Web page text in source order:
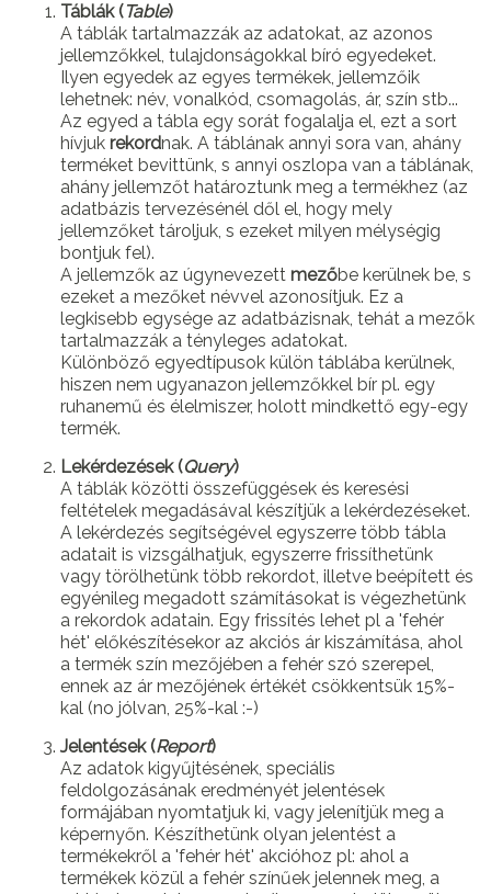
Táblák (Table)
A táblák tartalmazzák az adatokat, az azonos
jellemzőkkel, tulajdonságokkal bíró egyedeket.
Ilyen egyedek az egyes termékek, jellemzőik
lehetnek: név, vonalkód, csomagolás, ár, szín stb...
Az egyed a tábla egy sorát fogalalja el, ezt a sort
hívjuk rekordnak. A táblának annyi sora van, ahány
terméket bevittünk, s annyi oszlopa van a táblának,
ahány jellemzőt határoztunk meg a termékhez (az
adatbázis tervezésénél dől el, hogy mely
jellemzőket tároljuk, s ezeket milyen mélységig
bontjuk fel).
A jellemzők az úgynevezett mezőbe kerülnek be, s
ezeket a mezőket névvel azonosítjuk. Ez a
legkisebb egysége az adatbázisnak, tehát a mezők
tartalmazzák a tényleges adatokat.
Különböző egyedtípusok külön táblába kerülnek,
hiszen nem ugyanazon jellemzőkkel bír pl. egy
ruhanemű és élelmiszer, holott mindkettő egy-egy
termék.
Lekérdezések (Query)
A táblák közötti összefüggések és keresési
feltételek megadásával készítjük a lekérdezéseket.
A lekérdezés segítségével egyszerre több tábla
adatait is vizsgálhatjuk, egyszerre frissíthetünk
vagy törölhetünk több rekordot, illetve beépített és
egyénileg megadott számításokat is végezhetünk
a rekordok adatain. Egy frissítés lehet pl a 'fehér
hét' előkészítésekor az akciós ár kiszámítása, ahol
a termék szín mezőjében a fehér szó szerepel,
ennek az ár mezőjének értékét csökkentsük 15%-
kal (no jólvan, 25%-kal :-)
Jelentések (Report)
Az adatok kigyűjtésének, speciális
feldolgozásának eredményét jelentések
formájában nyomtatjuk ki, vagy jelenítjük meg a
képernyőn. Készíthetünk olyan jelentést a
termékekről a 'fehér hét' akcióhoz pl: ahol a
termékek közül a fehér színűek jelennek meg, a